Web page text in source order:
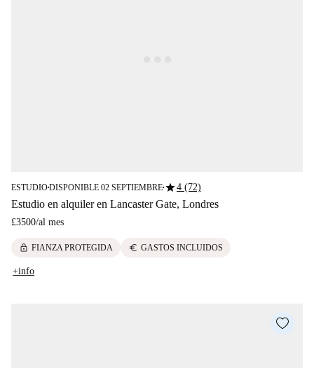
ESTUDIO■DISPONIBLE 02 SEPTIEMBRE■star4 (72)
Estudio en alquiler en Lancaster Gate, Londres
£3500/al mes
lock FIANZA PROTEGIDA euro GASTOS INCLUIDOS
+info